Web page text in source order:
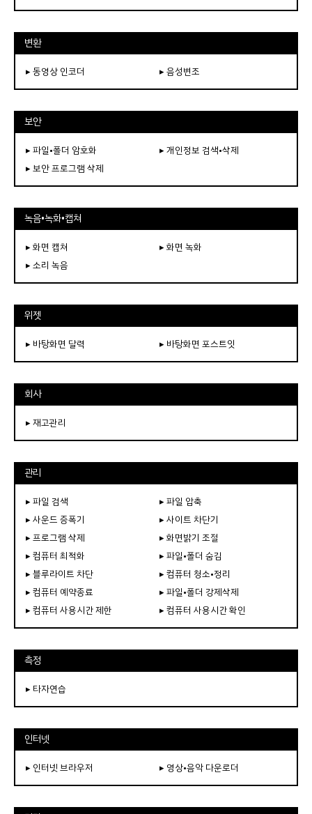
변환
▸ 동영상 인코더 ▸ 음성변조
보안
▸ 파일•폴더 암호화
▸ 개인정보 검색•삭제
▸ 보안 프로그램 삭제
녹음•녹화•캡쳐
▸ 화면 캡쳐
▸ 화면 녹화
▸ 소리 녹음
위젯
▸ 바탕화면 달력 ▸ 바탕화면 포스트잇
회사
▸ 재고관리
관리
▸ 파일 검색
▸ 파일 압축
▸ 사운드 증폭기
▸ 사이트 차단기
▸ 프로그램 삭제
▸ 화면밝기 조절
▸ 컴퓨터 최적화
▸ 파일•폴더 숨김
▸ 블루라이트 차단
▸ 컴퓨터 청소•정리
▸ 컴퓨터 예약종료
▸ 파일•폴더 강제삭제
▸ 컴퓨터 사용시간 제한
▸ 컴퓨터 사용시간 확인
측정
▸ 타자연습
인터넷
▸ 인터넷 브라우저 ▸ 영상•음악 다운로더